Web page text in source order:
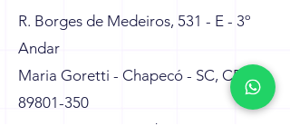
R. Borges de Medeiros, 531 - E - 3º
Andar
Maria Goretti - Chapecó - SC, CEP
89801-350